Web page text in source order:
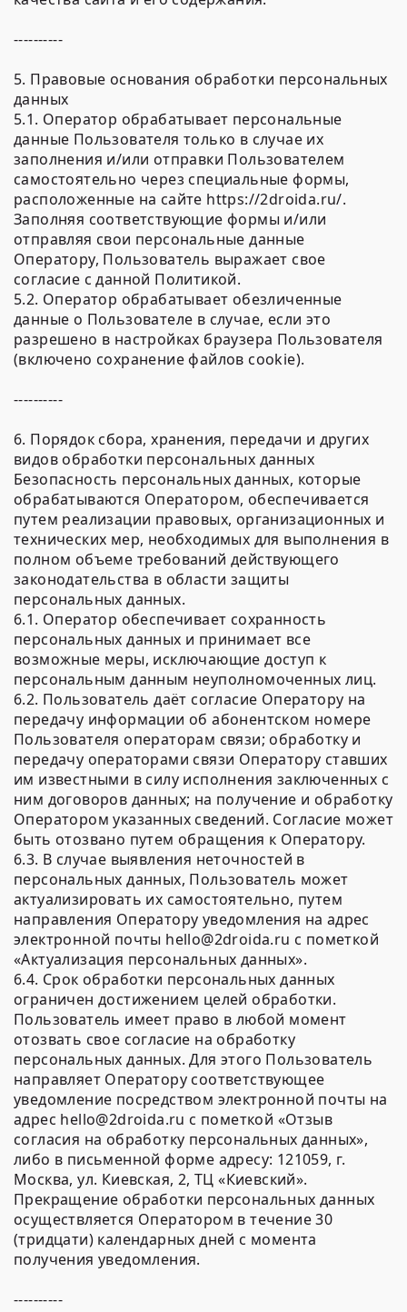
----------
5. Правовые основания обработки персональных
данных
5.1. Оператор обрабатывает персональные
данные Пользователя только в случае их
заполнения и/или отправки Пользователем
самостоятельно через специальные формы,
расположенные на сайте https://2droida.ru/.
Заполняя соответствующие формы и/или
отправляя свои персональные данные
Оператору, Пользователь выражает свое
согласие с данной Политикой.
5.2. Оператор обрабатывает обезличенные
данные о Пользователе в случае, если это
разрешено в настройках браузера Пользователя
(включено сохранение файлов cookie).
----------
6. Порядок сбора, хранения, передачи и других
видов обработки персональных данных
Безопасность персональных данных, которые
обрабатываются Оператором, обеспечивается
путем реализации правовых, организационных и
технических мер, необходимых для выполнения в
полном объеме требований действующего
законодательства в области защиты
персональных данных.
6.1. Оператор обеспечивает сохранность
персональных данных и принимает все
возможные меры, исключающие доступ к
персональным данным неуполномоченных лиц.
6.2. Пользователь даёт согласие Оператору на
передачу информации об абонентском номере
Пользователя операторам связи; обработку и
передачу операторами связи Оператору ставших
им известными в силу исполнения заключенных с
ним договоров данных; на получение и обработку
Оператором указанных сведений. Согласие может
быть отозвано путем обращения к Оператору.
6.3. В случае выявления неточностей в
персональных данных, Пользователь может
актуализировать их самостоятельно, путем
направления Оператору уведомления на адрес
электронной почты hello@2droida.ru с пометкой
«Актуализация персональных данных».
6.4. Срок обработки персональных данных
ограничен достижением целей обработки.
Пользователь имеет право в любой момент
отозвать свое согласие на обработку
персональных данных. Для этого Пользователь
направляет Оператору соответствующее
уведомление посредством электронной почты на
адрес hello@2droida.ru с пометкой «Отзыв
согласия на обработку персональных данных»,
либо в письменной форме адресу: 121059, г.
Москва, ул. Киевская, 2, ТЦ «Киевский».
Прекращение обработки персональных данных
осуществляется Оператором в течение 30
(тридцати) календарных дней с момента
получения уведомления.
----------